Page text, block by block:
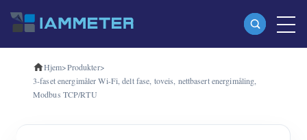
Produkter
Trefase Wi-Fi energimåler (WEM3080T)
Hjem>Produkter>
3-faset energimåler Wi-Fi, delt fase, toveis, nettbasert energimåling,
Modbus TCP/RTU